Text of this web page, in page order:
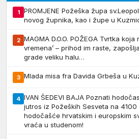
1
PROMJENE Požeška župa
novog župnika, kao i župe u
2 MAGMA D.O.O. POŽEGA Tvrtka
vremena’ – prihod im raste,
grade veliku halu…
3 Mlada misa fra Davida Grbeša u
4 IVAN ŠEDEVI BAJA Poznati
jutros iz Požeških Sesveta na 4100
hodočašće hrvatskim i europskim
vraća u studenom!